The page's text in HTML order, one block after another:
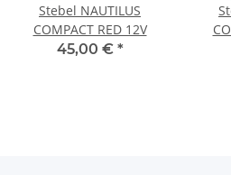
Stebel NAUTILUS
COMPACT RED 12V
45,00 € *